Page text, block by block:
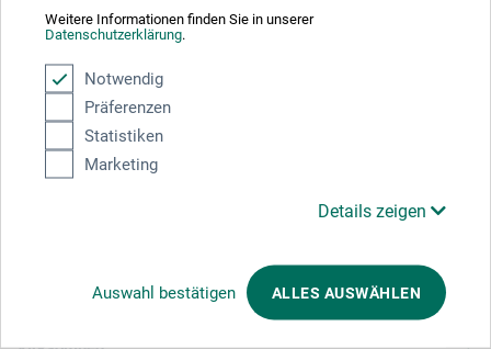
Weitere Informationen finden Sie in unserer
Datenschutzerklärung.
Notwendig
Präferenzen
Statistiken
Marketing
Details zeigen
Auswahl bestätigen ALLES AUSWÄHLEN
Produktkategorier